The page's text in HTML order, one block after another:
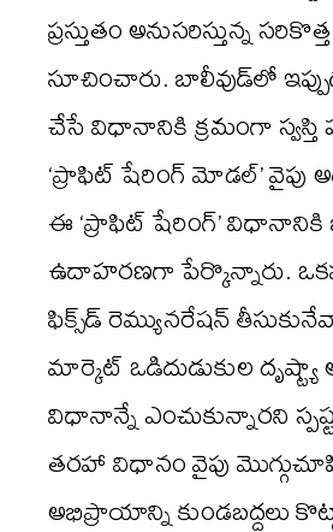
ప్రస్తుతం అనుసరిస్తున్న
సూచించారు. బాలీవుడ్‌లో
చేసే విధానానికి క్రమంగా
‘ప్రాఫిట్ షేరింగ్ మోడల్’ వైపు
ఈ ‘ప్రాఫిట్ షేరింగ్’
ఉదాహరణగా పేర్కొన్నారు.
ఫిక్స్‌డ్ రెమ్యునరేషన్
మార్కెట్ ఒడిదుడుకుల
విధానాన్నే ఎంచుకున్నారని
తరహా విధానం వైపు
అభిప్రాయాన్ని కుండబద్దలు